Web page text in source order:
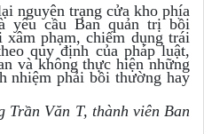
nguyên trạng cửa kho phía
yêu cầu Ban quản trị bồi
phạm, chiếm dụng trái
quy định của pháp luật,
và không thực hiện những
nhiệm phải bồi thường hay
Trần Văn T, thành viên Ban